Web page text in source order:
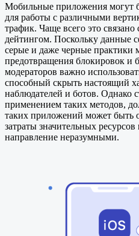
Мобильные приложения могут
для работы с различными
трафик. Чаще всего это
дейтингом. Поскольку данные
серые и даже черные практики
предотвращения блокировок и
модераторов важно
способный скрыть настоящий
наблюдателей и ботов. Однако
применением таких методов,
таких приложений может быть
затраты значительных
направление неразумными.